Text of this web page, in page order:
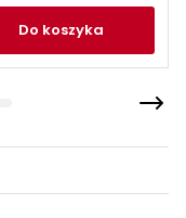
do koszyka